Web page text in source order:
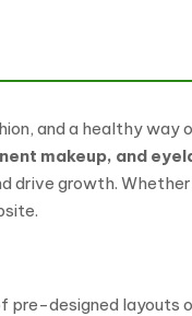
and a healthy
makeup, and
growth.
pre-designed layouts